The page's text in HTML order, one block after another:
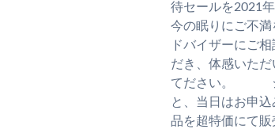
待セールを2021
今の眠りにご不
ドバイザーにご
だき、体感いた
てださい。 シ
と、当日はお申
品を超特価にて販